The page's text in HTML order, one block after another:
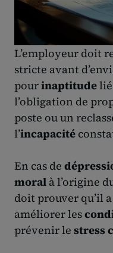
L’employeur doit
stricte avant
pourinaptitude
l’obligation de
poste ou un
l’incapacité
En cas de
moral à l’origine
doit prouver qu’il
améliorer les
prévenir le stress